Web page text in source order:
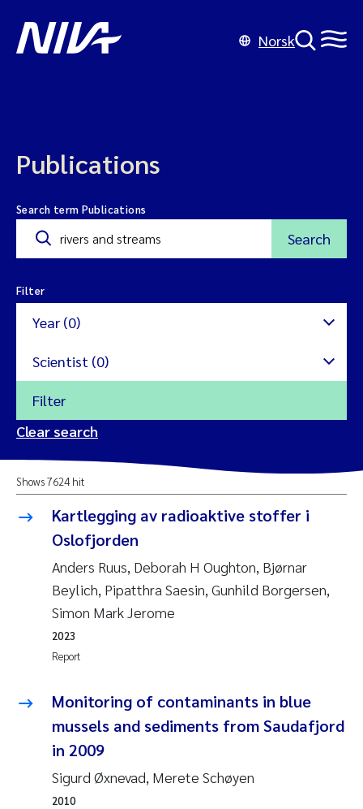
Norsk
Publications
Search term Publications
Search
Filter
Year (0)
2024
2023
2021
2020
2019
2018
2017
Scientist (0)
Amy Lusher
Åse Åtland
Trine Bekkby
Jannicke Moe
Sigrid Haande
Johnny Håll
Susanne Claudia Schneider
Philip Wallhead
Filter
Clear search
Shows 7624 hit
Kartlegging av radioaktive stoffer i
Oslofjorden
Anders Ruus, Deborah H Oughton, Bjørnar
Beylich, Pipatthra Saesin, Gunhild Borgersen,
Simon Mark Jerome
Report
2023
Monitoring of contaminants in blue
mussels and sediments from Saudafjord
in 2009
Sigurd Øxnevad, Merete Schøyen
2010